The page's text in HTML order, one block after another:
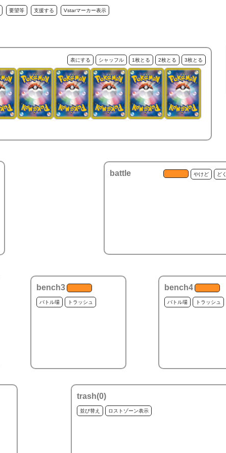
要望等 支援する Vstarマーカー表示
表にする シャッフル 1枚とる 2枚とる 3枚とる
battle やけど どく
bench3
バトル場 トラッシュ
bench4
バトル場 トラッシュ
trash(0)
並び替え ロストゾーン表示